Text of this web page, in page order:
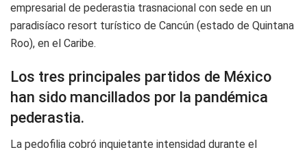
empresarial de pederastia trasnacional con sede en un
paradisíaco resort turístico de Cancún (estado de Quintana
Roo), en el Caribe.
Los tres principales partidos de México
han sido mancillados por la pandémica
pederastia.
La pedofilia cobró inquietante intensidad durante el